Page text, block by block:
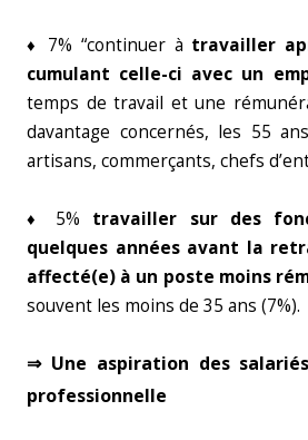
♦ 7% “continuer à travailler
cumulant celle-ci avec un
temps de travail et une
davantage concernés, les 55
artisans, commerçants, chefs
♦ 5% travailler sur des
quelques années avant la
affecté(e) à un poste moins
souvent les moins de 35 ans (7%).
⇒ Une aspiration des
professionnelle